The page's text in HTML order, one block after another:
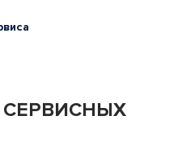
СЕРВИСНЫХ